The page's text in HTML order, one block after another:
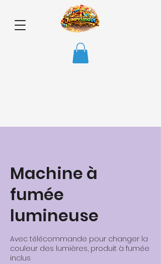
Machine à
fumée
lumineuse
Avec télécommande pour changer la
couleur des lumières, produit à fumée
inclus